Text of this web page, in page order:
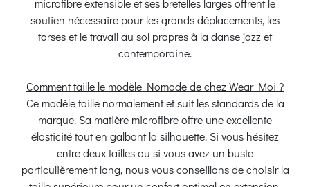
microfibre extensible et ses bretelles larges offrent le
soutien nécessaire pour les grands déplacements, les
torses et le travail au sol propres à la danse jazz et
contemporaine.
Comment taille le modèle Nomade de chez Wear Moi ?
Ce modèle taille normalement et suit les standards de la
marque. Sa matière microfibre offre une excellente
élasticité tout en galbant la silhouette. Si vous hésitez
entre deux tailles ou si vous avez un buste
particulièrement long, nous vous conseillons de choisir la